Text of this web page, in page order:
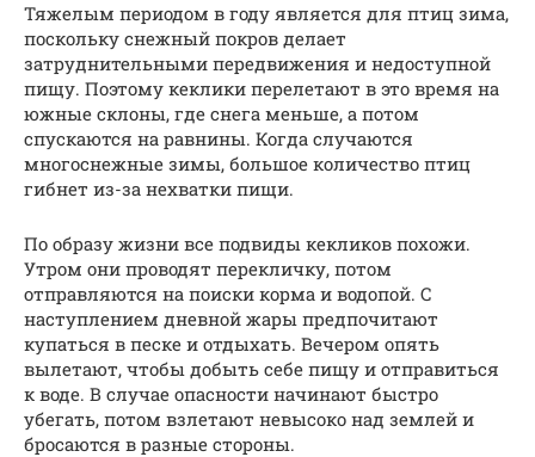
Тяжелым периодом в году является для птиц зима,
поскольку снежный покров делает
затруднительными передвижения и недоступной
пищу. Поэтому кеклики перелетают в это время на
южные склоны, где снега меньше, а потом
спускаются на равнины. Когда случаются
многоснежные зимы, большое количество птиц
гибнет из-за нехватки пищи.
По образу жизни все подвиды кекликов похожи.
Утром они проводят перекличку, потом
отправляются на поиски корма и водопой. С
наступлением дневной жары предпочитают
купаться в песке и отдыхать. Вечером опять
вылетают, чтобы добыть себе пищу и отправиться
к воде. В случае опасности начинают быстро
убегать, потом взлетают невысоко над землей и
бросаются в разные стороны.